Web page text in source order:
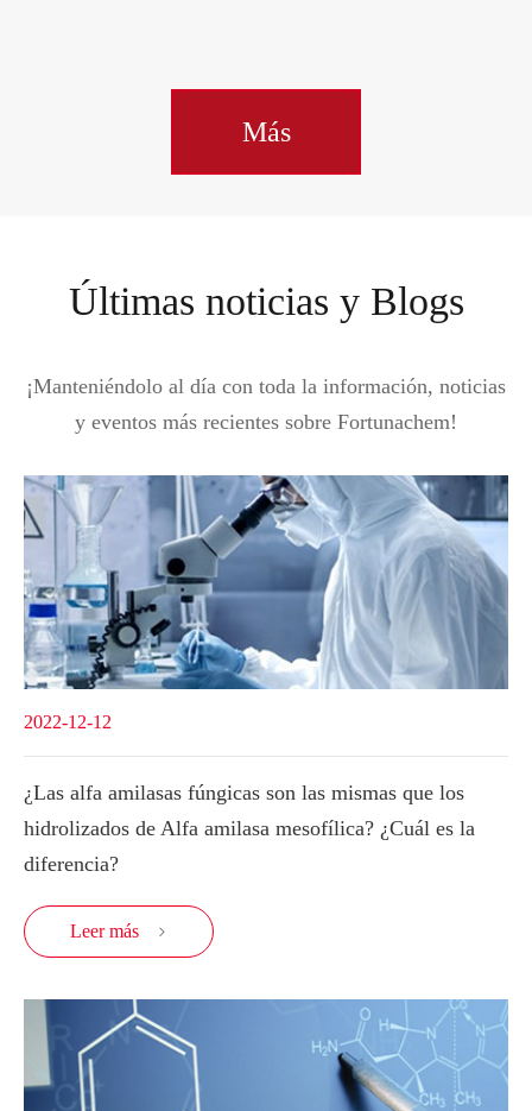
Más
Últimas noticias y Blogs
¡Manteniéndolo al día con toda la información, noticias
y eventos más recientes sobre Fortunachem!
2022-12-12
¿Las alfa amilasas fúngicas son las mismas que los
hidrolizados de Alfa amilasa mesofílica? ¿Cuál es la
diferencia?
Leer más 